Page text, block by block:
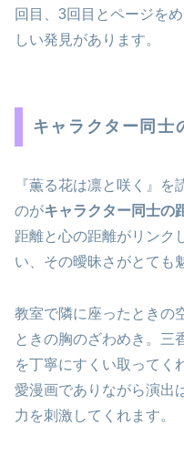
回目、3回目とページを
しい発見があります。
キャラクター同士
『薫る花は凛と咲く』
のがキャラクター同士の
距離と心の距離がリンク
い、その曖昧さがとても
教室で隣に座ったときの
ときの胸のざわめき。三
を丁寧にすくい取ってく
愛漫画でありながら演出
力を刺激してくれます。